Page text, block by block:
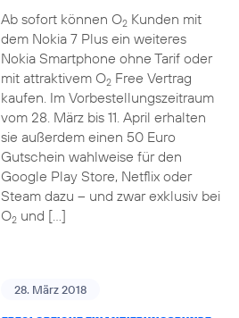
Ab sofort können O2Kunden mit
dem Nokia 7 Plus ein weiteres
Nokia Smartphone ohne Tarif oder
mit attraktivem O2Free Vertrag
kaufen. Im Vorbestellungszeitraum
vom 28. März bis 11. April erhalten
sie außerdem einen 50 Euro
Gutschein wahlweise für den
Google Play Store, Netflix oder
Steam dazu – und zwar exklusiv bei
O2und […]
28. März 2018